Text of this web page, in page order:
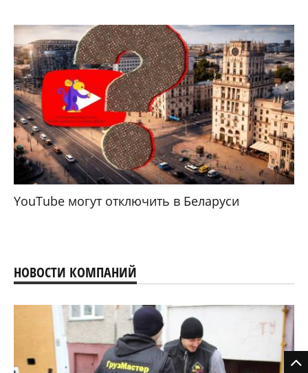
YouTube могут отключить в Беларуси
НОВОСТИ КОМПАНИЙ